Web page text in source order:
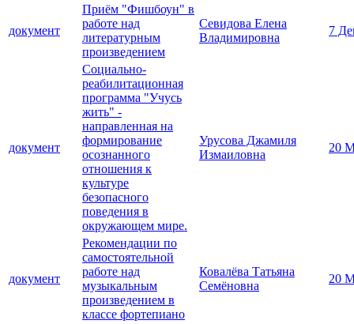
документ
Приём "Фишбоун" в
работе над
литературным
произведением
Севидова Елена
Владимировна
7
документ
Социально-
реабилитационная
программа "Учусь
жить" -
направленная на
формирование
осознанного
отношения к
культуре
безопасного
поведения в
окружающем мире.
Урусова Джамиля
Измаиловна
20
документ
Рекомендации по
самостоятельной
работе над
музыкальным
произведением в
классе фортепиано
Ковалёва Татьяна
Семёновна
20